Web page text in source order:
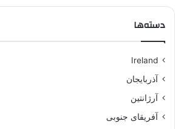
دسته‌ها
Ireland
آذربایجان
آرژانتین
آفریقای جنوبی